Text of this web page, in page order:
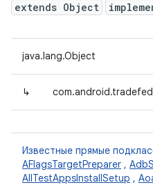
extends Object
java.lang.Object
↳
Известные прямые
AFlagsTargetPreparer ,
AllTestAppsInstallSetup ,